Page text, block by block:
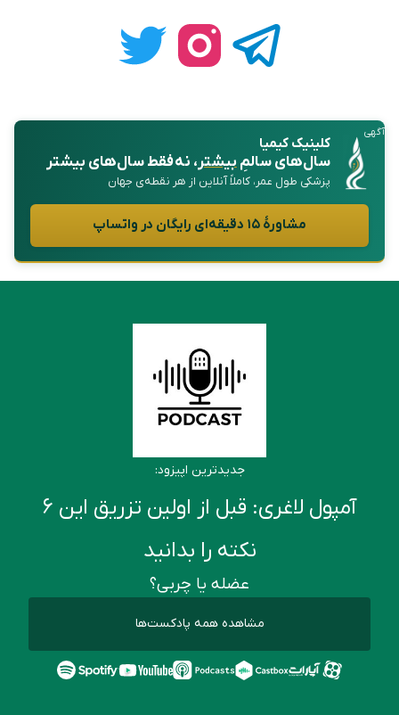
آگهی
کلینیک کیمیا
سال‌های سالمِبیشتر، نه فقط سال‌های بیشتر
پزشکی طول عمر، کاملاً آنلاین از هر نقطه‌ی جهان
مشاورهٔ ۱۵ دقیقه‌ای رایگان در واتساپ
جدیدترین اپیزود:
آمپول لاغری: قبل از اولین تزریق این ۶
نکته را بدانید
عضله یا چربی؟
مشاهده همه پادکست‌ها